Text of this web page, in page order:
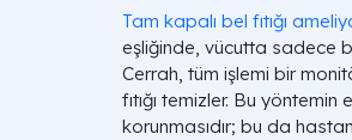
Tam kapalı bel fıtığı
eşliğinde, vücutta sadece
Cerrah, tüm işlemi bir
fıtığı temizler. Bu
korunmasıdır; bu da